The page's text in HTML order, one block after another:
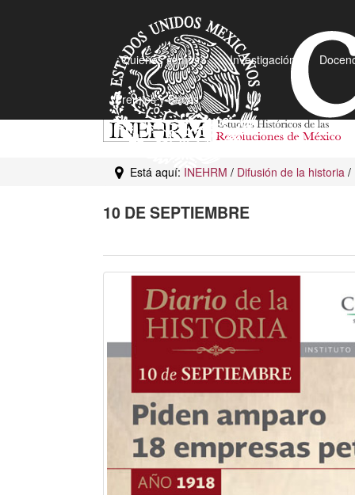
¿Quiénes somos? Investigación
Premios y Becas
Está aquí: INEHRM / Difusión de la historia /
10 DE SEPTIEMBRE